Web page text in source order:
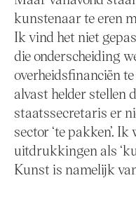
kunstenaar te eren
Ik vind het niet
die onderscheiding
overheidsfinanciën
alvast helder stellen
staatssecretaris er
sector ‘te pakken’.
uitdrukkingen als
Kunst is namelijk